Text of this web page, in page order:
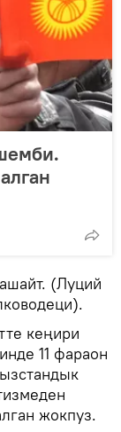
(Луций
кеңири
11 фараон
жокпуз.